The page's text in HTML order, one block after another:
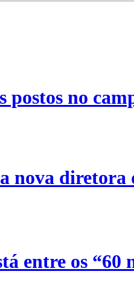
postos no
nova diretora
entre os